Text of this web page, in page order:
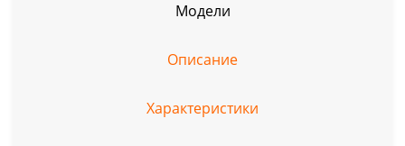
Модели
Описание
Характеристики